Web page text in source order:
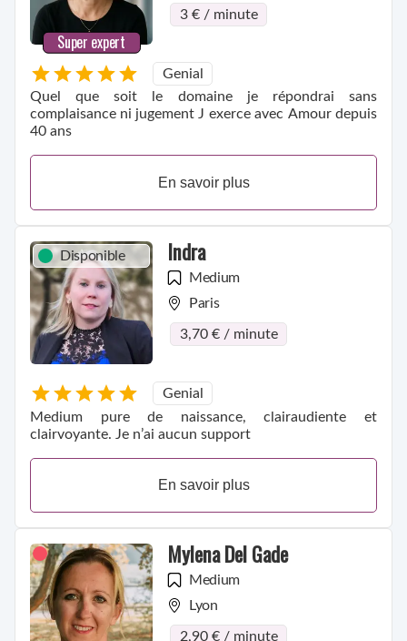
Super expert
3 € / minute
Genial
Quel que soit le domaine je répondrai sans
complaisance ni jugement J exerce avec Amour depuis
40 ans
En savoir plus
Disponible Indra
Medium
Paris
3,70 € / minute
Genial
Medium pure de naissance, clairaudiente et
clairvoyante. Je n’ai aucun support
En savoir plus
Mylena Del Gade
Medium
Lyon
2,90 € / minute